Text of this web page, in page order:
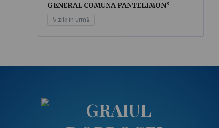
GENERAL COMUNA PANTELIMON”
5 zile în urmă